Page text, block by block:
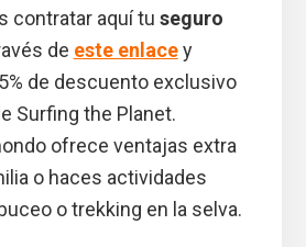
contratar aquí tu seguro
de este enlacey
de descuento exclusivo
Surfing the Planet.
ofrece ventajas extra
o haces actividades
o trekking en la selva.